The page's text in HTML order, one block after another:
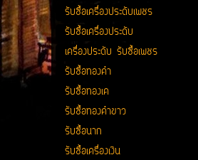
รับซื้อเครื่องประดับเพชร
รับซื้อเครื่องประดับ
เครื่องประดับ รับซื้อเพชร
รับซื้อทองคำ
รับซื้อทองเค
รับซื้อทองคำขาว
รับซื้อนาก
รับซื้อเครื่องเงิน